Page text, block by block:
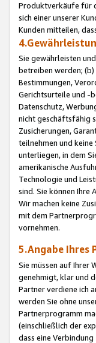
Produktverkäufe für
sich einer unserer
Kunden mitteilen,
Sie gewährleisten
betreiben werden;
Bestimmungen,
Gerichtsurteile und -
Datenschutz,
nicht geschäftsfähig
Zusicherungen,
teilnehmen und keine
unterliegen, in dem
amerikanische
Technologie und
sind. Sie können Ihre
Wir machen keine
mit dem
vornehmen.
5.Angabe
Sie müssen auf Ihrer
genehmigt, klar und
Partner verdiene ich
werden Sie ohne
Partnerprogramm
(einschließlich der
dass eine